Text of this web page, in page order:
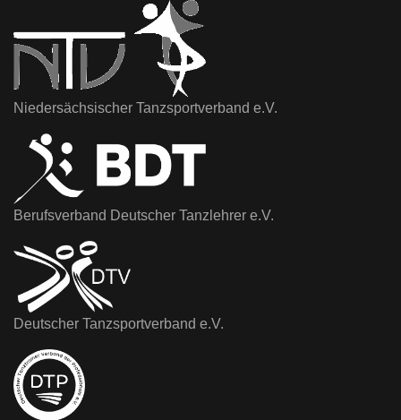
Niedersächsischer Tanzsportverband e.V.
Berufsverband Deutscher Tanzlehrer e.V.
Deutscher Tanzsportverband e.V.